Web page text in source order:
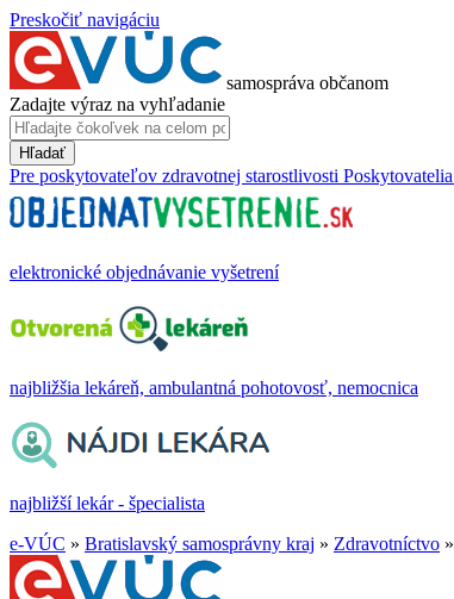
Preskočiť navigáciu
samospráva občanom
Zadajte výraz na vyhľadanie
Hľadať
Pre poskytovateľov zdravotnej starostlivosti Poskytovatelia
elektronické objednávanie vyšetrení
najbližšia lekáreň, ambulantná pohotovosť, nemocnica
najbližší lekár - špecialista
e-VÚC » Bratislavský samosprávny kraj » Zdravotníctvo »